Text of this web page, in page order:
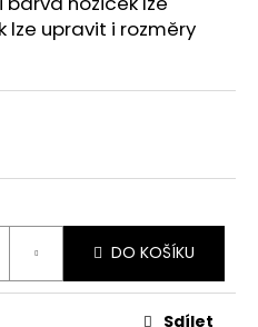
lze upravit i rozměry
DO KOŠÍKU
Sdílet